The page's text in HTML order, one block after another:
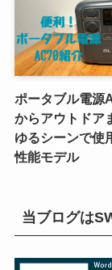
ポータブル電源
からアウトドア
ゆるシーンで使
性能モデル
当ブログは